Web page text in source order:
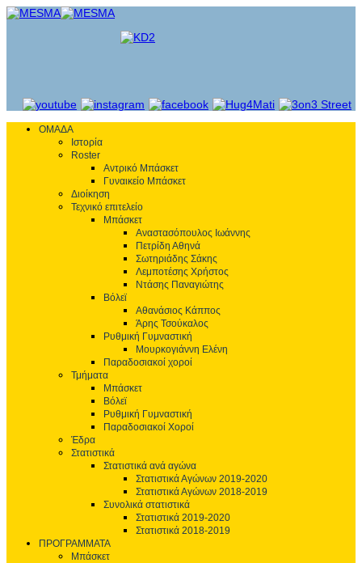
ΟΜΑΔΑ
Ιστορία
Roster
Αντρικό Μπάσκετ
Γυναικείο Μπάσκετ
Διοίκηση
Τεχνικό επιτελείο
Μπάσκετ
Αναστασόπουλος Ιωάννης
Πετρίδη Αθηνά
Σωτηριάδης Σάκης
Λεμποτέσης Χρήστος
Ντάσης Παναγιώτης
Βόλεϊ
Αθανάσιος Κάππος
Άρης Τσούκαλος
Ρυθμική Γυμναστική
Μουρκογιάννη Ελένη
Παραδοσιακοί χοροί
Τμήματα
Μπάσκετ
Βόλεϊ
Ρυθμική Γυμναστική
Παραδοσιακοί Χοροί
Έδρα
Στατιστικά
Στατιστικά ανά αγώνα
Στατιστικά Αγώνων 2019-2020
Στατιστικά Αγώνων 2018-2019
Συνολικά στατιστικά
Στατιστικά 2019-2020
Στατιστικά 2018-2019
ΠΡΟΓΡΑΜΜΑΤΑ
Μπάσκετ